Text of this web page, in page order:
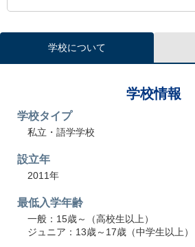
学校について
学校情報
学校タイプ
私立・語学学校
設立年
2011年
最低入学年齢
一般：15歳～（高校生以上）
ジュニア：13歳～17歳（中学生以上）